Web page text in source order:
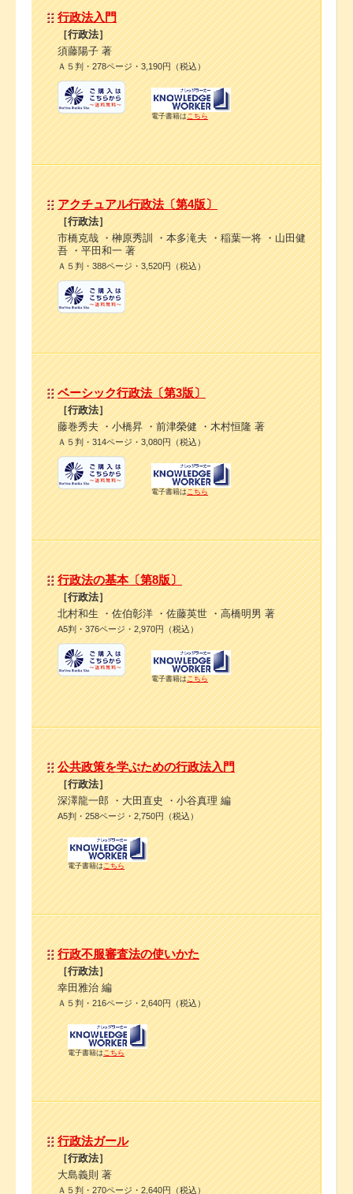
行政法入門
［行政法］
須藤陽子 著
Ａ５判・278ページ・3,190円（税込）
電子書籍はこちら
アクチュアル行政法〔第4版〕
［行政法］
市橋克哉 ・榊原秀訓 ・本多滝夫 ・稲葉一将 ・山田健
吾 ・平田和一 著
Ａ５判・388ページ・3,520円（税込）
ベーシック行政法〔第3版〕
［行政法］
藤巻秀夫 ・小橋昇 ・前津榮健 ・木村恒隆 著
Ａ５判・314ページ・3,080円（税込）
電子書籍はこちら
行政法の基本〔第8版〕
［行政法］
北村和生 ・佐伯彰洋 ・佐藤英世 ・高橋明男 著
A5判・376ページ・2,970円（税込）
電子書籍はこちら
公共政策を学ぶための行政法入門
［行政法］
深澤龍一郎 ・大田直史 ・小谷真理 編
A5判・258ページ・2,750円（税込）
電子書籍は こちら
行政不服審査法の使いかた
［行政法］
幸田雅治 編
Ａ５判・216ページ・2,640円（税込）
電子書籍は こちら
行政法ガール
［行政法］
大島義則 著
Ａ５判・270ページ・2,640円（税込）